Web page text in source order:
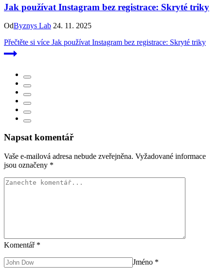
Jak používat Instagram bez registrace: Skryté triky
OdByznys Lab 24. 11. 2025
Přečtěte si více Jak používat Instagram bez registrace: Skryté triky
Napsat komentář
Vaše e-mailová adresa nebude zveřejněna. Vyžadované informace
jsou označeny *
Komentář *
Jméno *